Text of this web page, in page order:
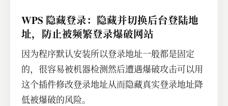
WPS 隐藏登录：隐藏并切换后台登陆地
址，防止被频繁登录爆破网站
因为程序默认安装所以登录地址一般都是固定
的，很容易被机器检测然后遭遇爆破攻击可以用
这个插件修改登录地址从而隐藏真实登录地址降
低被爆破的风险。